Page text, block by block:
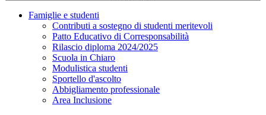
Famiglie e studenti
Contributi a sostegno di studenti meritevoli
Patto Educativo di Corresponsabilità
Rilascio diploma 2024/2025
Scuola in Chiaro
Modulistica studenti
Sportello d'ascolto
Abbigliamento professionale
Area Inclusione